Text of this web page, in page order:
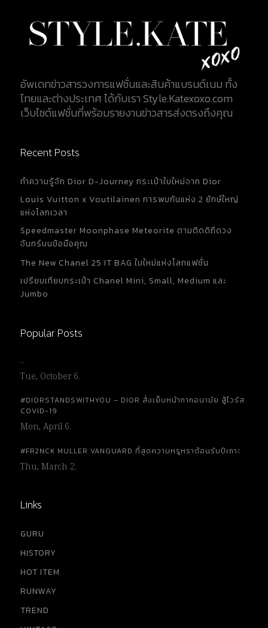
สถานที่หรือเหตุการณ์ที่ไม่ธรรมดา ดังเช่นอีกหนึ่ง
นาฬิกาคลาสสิกรุ่นประวัติศาสตร์อย่าง Cartier Tank
ซึ่งถูกสร้างสรรค์ขึ้นในปี ค.ศ. 1917 อันได้รับแรงบันดาล
ใจมาจาก เรโนลต์ FT-17 รถถังเบาที่ใช้ในช่วง
สงครามโลกครั้งที่ 1 การออกแบบนาฬิกาจึงคล้ายกับรถ
หุ้มเกราะและดอกยาง เมื่อมองจากด้านบน ในขณะที่ยัง
คงความสง่างามและฟังก์ชั่นมาตรฐานของนาฬิกาคาร์
อัพเดทข่าวสารวงการแฟชั่นและสินค้าแบรนด์เนม ทั้ง
ไทยและต่างประเทศ ได้กับเรา Style.Katexoxo.com
เว็บไซต์แฟชั่นที่พร้อมรายงานข่าวสารส่งตรงถึงคุณ
Recent Posts
ทำความรู้จัก Dior D-Journey กระเป๋าใบใหม่จาก Dior
Louis Vuitton x Voutilainen การพบกันแห่ง 2 ยักษ์ใหญ่
แห่งโลกเวลา
Speedmaster Moonphase Meteorite ตามติดดิถีดวง
จันทร์บนข้อมือคุณ
The New Chanel 25 IT BAG ใบใหม่แห่งโลกแฟชั่น
เปรียบเทียบกระเป๋า Chanel Mini, Small, Medium และ
Jumbo
Popular Posts
…
Tue, October 6.
#DIORSTANDSWITHYOU – DIOR สั่งเย็บหน้ากากอนามัย สู้ไวรัส
COVID-19
Mon, April 6.
#FR2NCK MULLER VANGUARD ที่สุดความหรูหราต้อนรับปีเถาะ
Thu, March 2.
Links
GURU
HISTORY
HOT ITEM
RUNWAY
TREND